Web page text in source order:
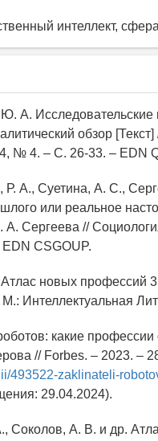
интеллект,
А.
обзор
№ 4. – С. 26-33. – EDN
Р. А., Суетина, А. С.,
или реальное
Сергеева //
CSGOUP.
новых профессий
Интеллектуальная
какие
// Forbes. – 2023. –
493522-zaklinateli-
29.04.2024).
Соколов, А. В. и др.